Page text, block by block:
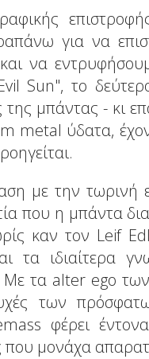
για να
να
Sun", το
μπάντας - κι
metal ύδατα,
με την
που η μπάντα
καν τον Leif
τα ιδιαίτερα
τα alter ego
των
φέρει
μονάχα